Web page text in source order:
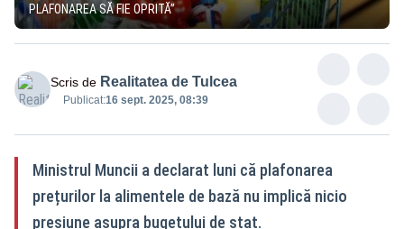
PLAFONAREA SĂ FIE OPRITĂ”
Scris de Realitatea de Tulcea
Publicat:16 sept. 2025, 08:39
Ministrul Muncii a declarat luni că plafonarea
prețurilor la alimentele de bază nu implică nicio
presiune asupra bugetului de stat.